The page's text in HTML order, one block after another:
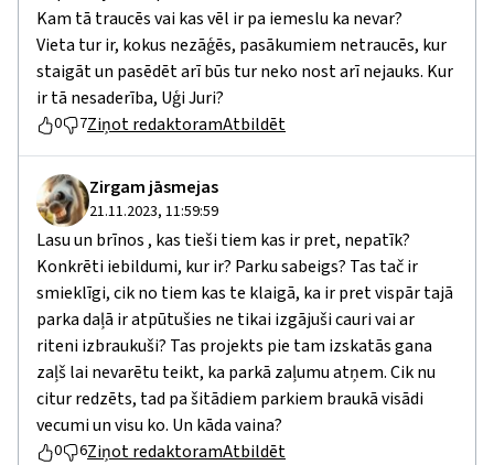
Kam tā traucēs vai kas vēl ir pa iemeslu ka nevar?
Vieta tur ir, kokus nezāģēs, pasākumiem netraucēs, kur
staigāt un pasēdēt arī būs tur neko nost arī nejauks. Kur
ir tā nesaderība, Uģi Juri?
0 7Ziņot redaktoramAtbildēt
Zirgam jāsmejas
21.11.2023, 11:59:59
Lasu un brīnos , kas tieši tiem kas ir pret, nepatīk?
Konkrēti iebildumi, kur ir? Parku sabeigs? Tas tač ir
smieklīgi, cik no tiem kas te klaigā, ka ir pret vispār tajā
parka daļā ir atpūtušies ne tikai izgājuši cauri vai ar
riteni izbraukuši? Tas projekts pie tam izskatās gana
zaļš lai nevarētu teikt, ka parkā zaļumu atņem. Cik nu
citur redzēts, tad pa šitādiem parkiem braukā visādi
vecumi un visu ko. Un kāda vaina?
0 6Ziņot redaktoramAtbildēt